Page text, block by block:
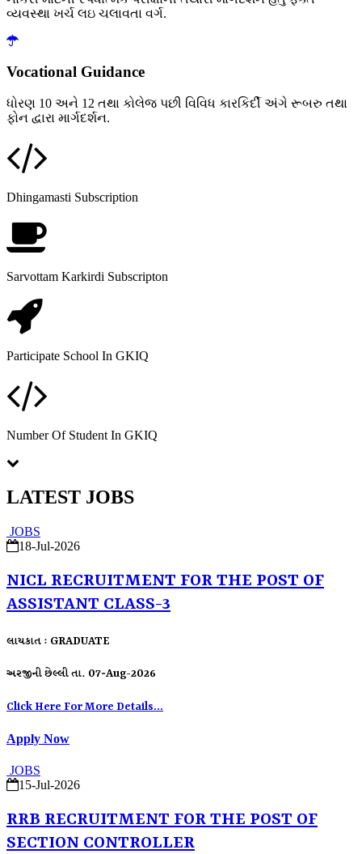
વ્યવસ્થા ખર્ચ લઇ ચલાવતા વર્ગ.
Vocational Guidance
ધોરણ 10 અને 12 તથા કોલેજ પછી વિવિધ કારકિર્દી અંગે રૂબરુ તથા
ફોન દ્વારા માર્ગદર્શન.
Dhingamasti Subscription
Sarvottam Karkirdi Subscripton
Participate School In GKIQ
Number Of Student In GKIQ
LATEST JOBS
JOBS
18-Jul-2026
NICL RECRUITMENT FOR THE POST OF
ASSISTANT CLASS-3
લાયકાત : GRADUATE
અરજીની છેલ્લી તા. 07-Aug-2026
Click Here For More Details...
Apply Now
JOBS
15-Jul-2026
RRB RECRUITMENT FOR THE POST OF
SECTION CONTROLLER